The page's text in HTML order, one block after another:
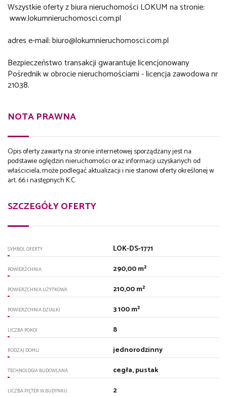
Wszystkie oferty z biura nieruchomości LOKUM na stronie:
www.lokumnieruchomosci.com.pl
adres e-mail: biuro@lokumnieruchomosci.com.pl
Bezpieczeństwo transakcji gwarantuje licencjonowany
Pośrednik w obrocie nieruchomościami - licencja zawodowa nr
21038.
NOTA PRAWNA
Opis oferty zawarty na stronie internetowej sporządzany jest na
podstawie oględzin nieruchomości oraz informacji uzyskanych od
właściciela, może podlegać aktualizacji i nie stanowi oferty określonej w
art. 66 i następnych K.C.
SZCZEGÓŁY OFERTY
SYMBOL OFERTY LOK-DS-1771
POWIERZCHNIA 290,00 m²
POWIERZCHNIA UŻYTKOWA 210,00 m²
POWIERZCHNIA DZIAŁKI 3 100 m²
LICZBA POKOI 8
RODZAJ DOMU jednorodzinny
TECHNOLOGIA BUDOWLANA cegła, pustak
LICZBA PIĘTER W BUDYNKU 2